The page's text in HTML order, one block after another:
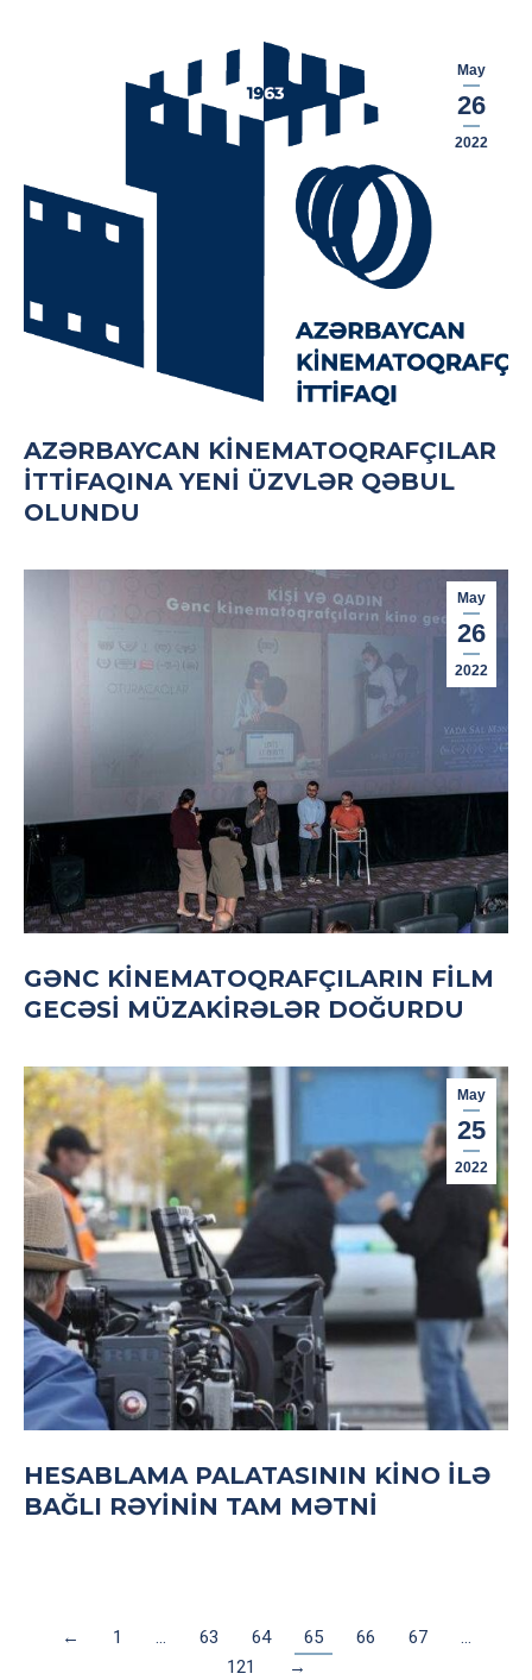
May
26
2022
AZƏRBAYCAN KINEMATOQRAFÇILAR
İTTIFAQINA YENI ÜZVLƏR QƏBUL
OLUNDU
May
26
2022
GƏNC KINEMATOQRAFÇILARIN FILM
GECƏSI MÜZAKIRƏLƏR DOĞURDU
May
25
2022
HESABLAMA PALATASININ KINO ILƏ
BAĞLI RƏYININ TAM MƏTNI
← 1 … 63 64 65 66 67
…
121
→